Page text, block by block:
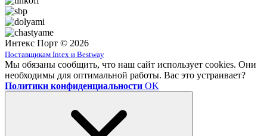
Интекс Порт © 2026
Поставщикам Intex и Bestway
Мы обязаны сообщить, что наш сайт использует cookies. Они
необходимы для оптимальной работы. Вас это устраивает?
Политики конфиденциальности OK